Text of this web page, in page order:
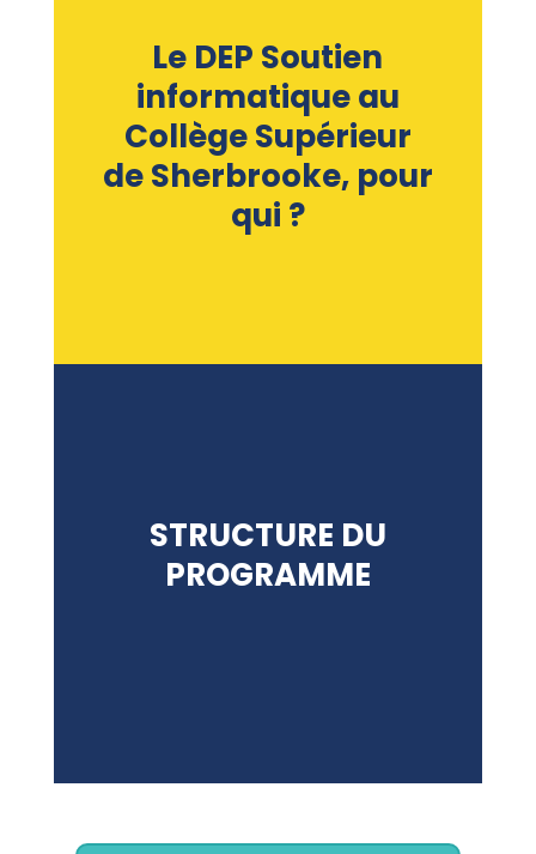
Le DEP Soutien
informatique au
Collège Supérieur
de Sherbrooke, pour
qui ?
STRUCTURE DU
PROGRAMME